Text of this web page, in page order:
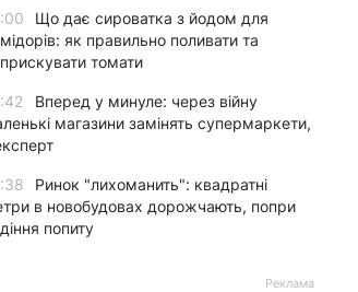
Що дає сироватка з йодом для
як правильно поливати та
томати
Вперед у минуле: через війну
магазини замінять супермаркети,
Ринок "лихоманить": квадратні
в новобудовах дорожчають, попри
попиту
Реклама